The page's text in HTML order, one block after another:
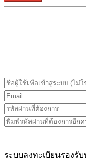
ระบบลงทะเบียนรองรั